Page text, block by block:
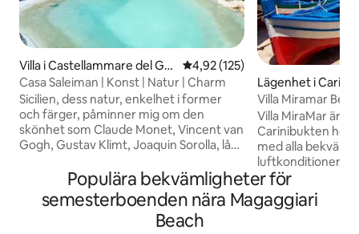
Villa i Castellammare del Gol
fo
4,92 av 5 i genomsnittligt
4,92 (125)
Casa Saleiman | Konst | Natur | Charm
Sicilien, dess natur, enkelhet i former
och färger, påminner mig om den
skönhet som Claude Monet, Vincent van
Gogh, Gustav Klimt, Joaquin Sorolla, låg i
charmen på Sicilien, med fantastisk
utsikt över Castellammare-bukten,
Zingaro Reserve, Scopellos Tonnara och
dess faraglioni, och ön Ustica, i korthet.
Lägenhet i Carini
​Villa Miramar
Palermos flygplats
Villa MiraMar är
Carinibukten helt
med alla
havsutsikt,
eget badrum
havsutsikt
Populära bekvämligheter för
semesterboenden nära Magaggiari
Beach